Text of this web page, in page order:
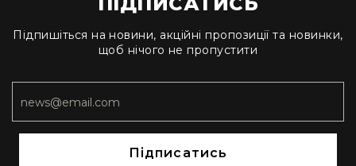
Прилади
Статичне
Прилади
Прилади
LED
мультиспектральні
Підпишіться на новини, акційні пропозиції та новинки,
щоб нічого не пропустити
Підписатись